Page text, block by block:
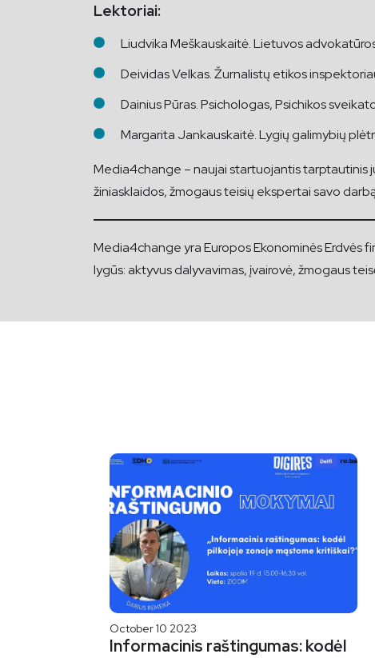
Lektoriai:
Liudvika Meškauskaitė. Lietuvos
Deividas Velkas. Žurnalistų etikos
Dainius Pūras. Psichologas, Psichikos
Margarita Jankauskaitė. Lygių galimybių
Media4change – naujai startuojantis tarptautinis
žiniasklaidos, žmogaus teisių ekspertai savo
Media4change yra Europos Ekonominės Erdvės
lygūs: aktyvus dalyvavimas, įvairovė, žmogaus
October 10 2023
Informacinis raštingumas: kodėl